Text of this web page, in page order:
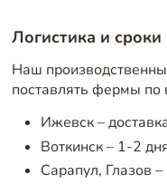
Логистика и сроки
Наш
поставлять фермы по
Ижевск –
Воткинск – 1-2
Сарапул, Глазов